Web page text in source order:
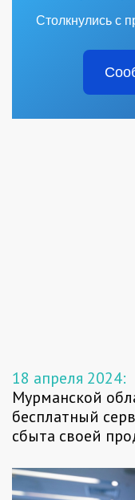
Столкнулись с
18 апреля 2024:
Мурманской
бесплатный
сбыта своей